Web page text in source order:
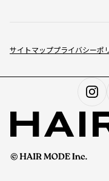
サイトマッププライバシーポ